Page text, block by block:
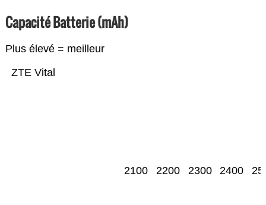
Capacité Batterie (mAh)
Plus élevé = meilleur
ZTE Vital
2100 2200 2300 2400